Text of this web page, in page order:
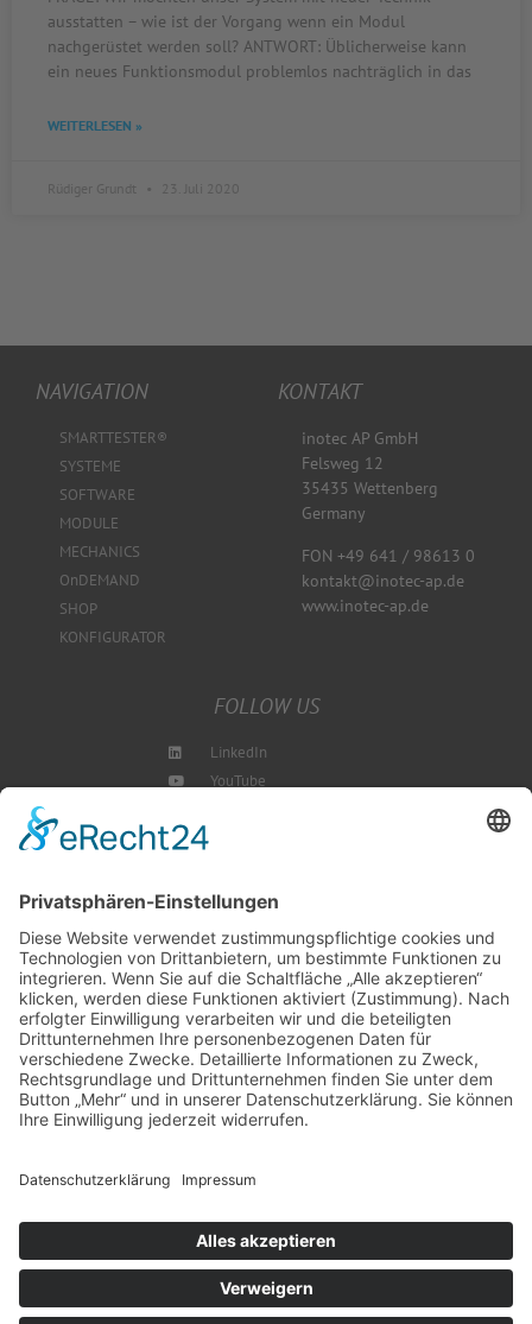
ausstatten – wie ist der Vorgang wenn ein Modul
nachgerüstet werden soll? ANTWORT: Üblicherweise kann
ein neues Funktionsmodul problemlos nachträglich in das
WEITERLESEN »
Rüdiger Grundt 23. Juli 2020
NAVIGATION
SMARTTESTER®
SYSTEME
SOFTWARE
MODULE
MECHANICS
OnDEMAND
SHOP
KONFIGURATOR
KONTAKT
inotec AP GmbH
Felsweg 12
35435 Wettenberg
Germany
FON +49 641 / 98613 0
kontakt@inotec-ap.de
www.inotec-ap.de
FOLLOW US
LinkedIn
YouTube
NEWSLETTER ABBONIEREN
SCHREIBEN SIE UNS
SHOP BESUCHEN
IMPRESSUM|DATENSCHUTZ|SITEMAP